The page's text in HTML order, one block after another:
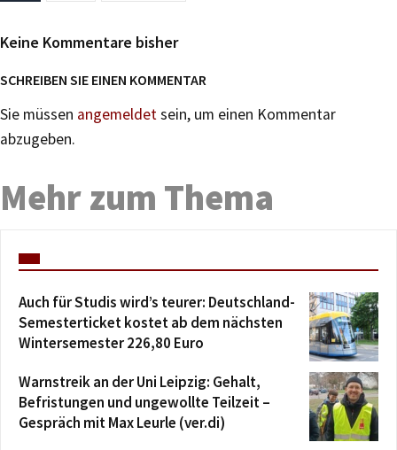
Keine Kommentare bisher
SCHREIBEN SIE EINEN KOMMENTAR
Sie müssen angemeldetsein, um einen Kommentar
abzugeben.
Mehr zum Thema
Auch für Studis wird’s teurer: Deutschland-
Semesterticket kostet ab dem nächsten
Wintersemester 226,80 Euro
Warnstreik an der Uni Leipzig: Gehalt,
Befristungen und ungewollte Teilzeit –
Gespräch mit Max Leurle (ver.di)